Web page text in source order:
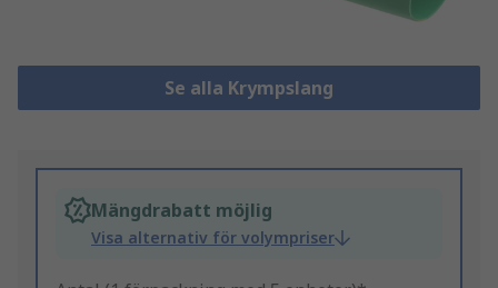
Se alla Krympslang
Mängdrabatt möjlig
Visa alternativ för volympriser